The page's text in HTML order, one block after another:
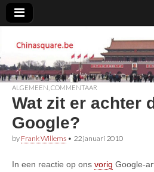
ALGEMEEN COMMENTAAR
Wat zit er achter
Google?
by Frank Willems • 22 januari 2010
In een reactie op ons vorig Google-